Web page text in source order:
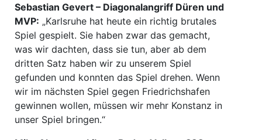
Sebastian Gevert – Diagonalangriff Düren und
MVP: „Karlsruhe hat heute ein richtig brutales
Spiel gespielt. Sie haben zwar das gemacht,
was wir dachten, dass sie tun, aber ab dem
dritten Satz haben wir zu unserem Spiel
gefunden und konnten das Spiel drehen. Wenn
wir im nächsten Spiel gegen Friedrichshafen
gewinnen wollen, müssen wir mehr Konstanz in
unser Spiel bringen.“